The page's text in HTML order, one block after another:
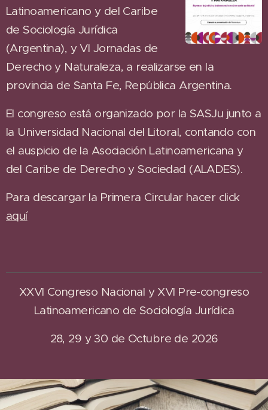
Latinoamericano y del Caribe
de Sociología Jurídica
(Argentina), y VI Jornadas de
Derecho y Naturaleza, a realizarse en la
provincia de Santa Fe, República Argentina.
El congreso está organizado por la SASJu junto a
la Universidad Nacional del Litoral, contando con
el auspicio de la Asociación Latinoamericana y
del Caribe de Derecho y Sociedad (ALADES).
Para descargar la Primera Circular hacer click
aquí
XXVI Congreso Nacional y XVI Pre-congreso
Latinoamericano de Sociología Jurídica
28, 29 y 30 de Octubre de 2026